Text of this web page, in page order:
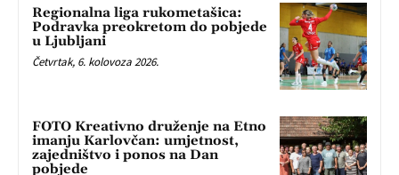
Regionalna liga rukometašica:
Podravka preokretom do pobjede
u Ljubljani
Četvrtak, 6. kolovoza 2026.
FOTO Kreativno druženje na Etno
imanju Karlovčan: umjetnost,
zajedništvo i ponos na Dan
pobjede